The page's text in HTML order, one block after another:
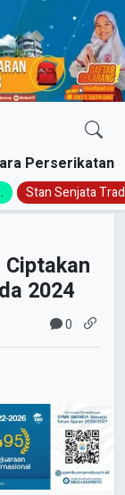
Perserikatan
Stan Senjata
2024
0